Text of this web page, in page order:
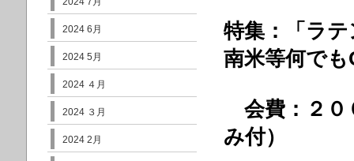
特集：「ラ
南米等何でも
会費：２
み付）
2024 6月
2024 5月
2024 ４月
2024 ３月
2024 2月